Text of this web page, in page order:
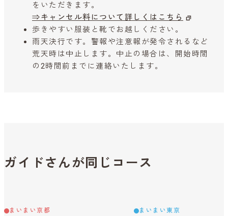
をいただきます。
⇒キャンセル料について詳しくはこちら
歩きやすい服装と靴でお越しください。
雨天決行です。警報や注意報が発令されるなど
荒天時は中止します。中止の場合は、開始時間
の2時間前までに連絡いたします。
ガイドさんが同じコース
まいまい京都 まいまい東京